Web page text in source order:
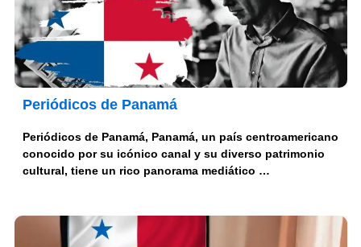
Periódicos de Panamá
Periódicos de Panamá, Panamá, un país centroamericano
conocido por su icónico canal y su diverso patrimonio
cultural, tiene un rico panorama mediático …